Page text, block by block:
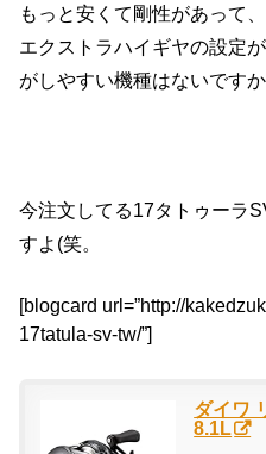
もっと安くて剛性があって
エクストラハイギヤの設定
がしやすい機種はないですか
今注文してる17タトゥーラ
すよ(笑。
[blogcard url=”http://
17tatula-sv-tw/”]
ダイワ
8.1L